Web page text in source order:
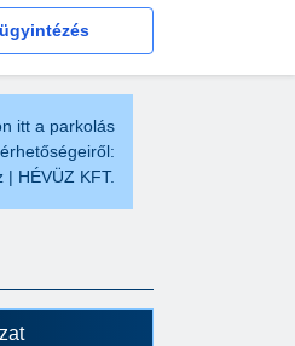
itt a parkolás
| HÉVÜZ KFT.